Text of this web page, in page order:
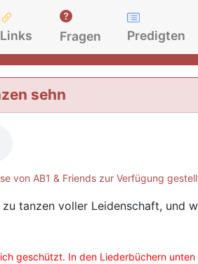
Links Fragen Predigten
sehn
von AB1 & Friends zur Verfügung
tanzen voller Leidenschaft, und
geschützt. In den Liederbüchern